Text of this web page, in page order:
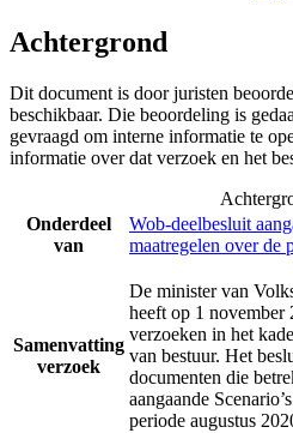
Achtergrond
Dit document is door juristen
beschikbaar. Die beoordeling is
gevraagd om interne informatie te
informatie over dat verzoek en het
Onderdeel
van
Wob-deelbesluit
maatregelen over de
Samenvatting
verzoek
De minister van
heeft op 1 november
verzoeken in het
van bestuur. Het
documenten die
aangaande
periode augustus